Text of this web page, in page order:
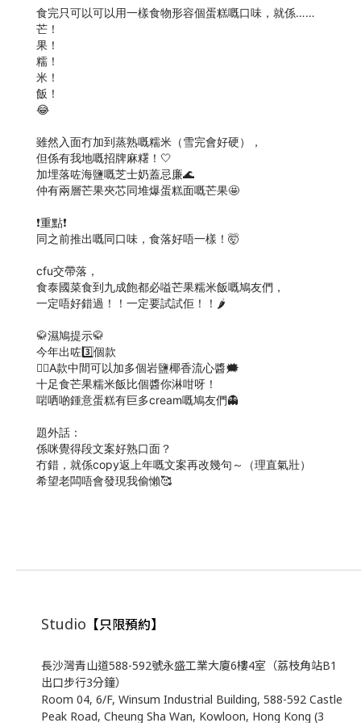
食完只可以可以用一樣食物形容個蛋糕嘅口味，就係……
芒！
果！
糯！
米！
飯！
😂
雖然入面冇加到蒸熟嘅糯米（雪完會好硬），
但係有我地嘅招牌麻糬！🤍
加埋落咗海鹽嘅芝士奶蓋忌廉🌊
仲有兩層芒果夾芯同堆爆蛋糕面嘅芒果🤩
❗重點❗
同之前推出嘅同口味，食落好唔一樣！🤯
cfu交帶落，
食泰國菜食到九成飽都必嗌芒果糯米飯嘅鳩友們，
一定唔好錯過！！一定要試試佢！！🌶
🥋濕鳩提示🥋
今年出咗3️⃣個款
👉🏻A款中間可以加多個岩鹽椰香流心醬🗯️
十足食芒果糯米飯比個醬你淋咁呀！
啱哂啲鍾意蛋糕有巨多cream嘅鳩友們👻
題外話：
係咪覺得段文案好熟口面？
冇錯，就係copy返上年嘅文案再改幾句～（理直氣壯）
希望老闆唔會發現我偷懶🥰
Studio 【只限預約】
長沙灣青山道588-592號永盛工業大廈6樓4室（荔枝角站B1
出口步行3分鐘）
Room 04, 6/F, Winsum Industrial Building, 588-592 Castle
Peak Road, Cheung Sha Wan, Kowloon, Hong Kong (3